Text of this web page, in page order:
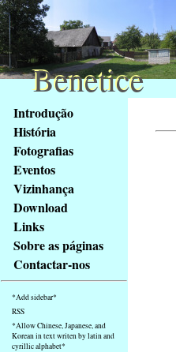
obsah
stránky
Klávesové
zkratky
tomto
webu
základní
Hlavní
strana
Introdução
História
Fotografias
Eventos
Vizinhança
Download
Links
Sobre as páginas
Contactar-nos
*Add sidebar*
RSS
*Allow Chinese, Japanese, and
Korean in text writen by latin and
cyrillic alphabet*
Benetice
Benetice